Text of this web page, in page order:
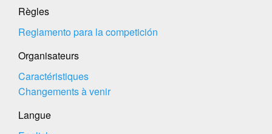
Règles
Reglamento para la competición
Organisateurs
Caractéristiques
Changements à venir
Langue